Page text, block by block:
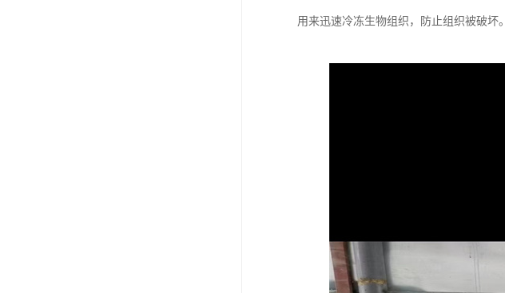
用来迅速冷冻生物组织，防止组织被破坏。